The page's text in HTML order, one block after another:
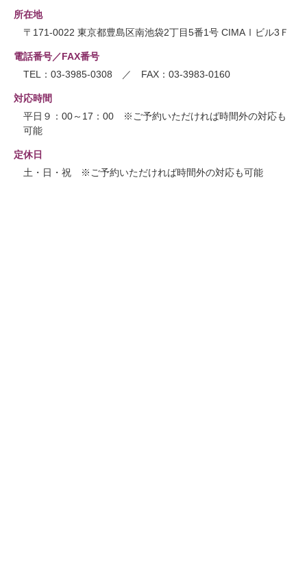
所在地
〒171-0022 東京都豊島区南池袋2丁目5番1号 CIMAⅠビル3Ｆ
電話番号／FAX番号
TEL：03-3985-0308 ／ FAX：03-3983-0160
対応時間
平日９：00～17：00 ※ご予約いただければ時間外の対応も
可能
定休日
土・日・祝 ※ご予約いただければ時間外の対応も可能